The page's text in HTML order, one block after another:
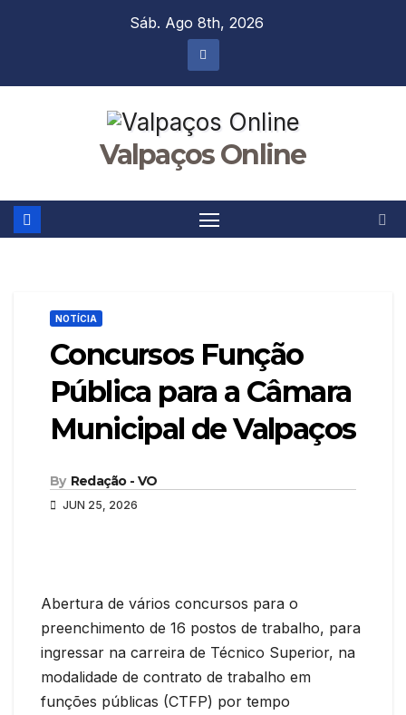
Sáb. Ago 8th, 2026
Valpaços Online
NOTÍCIA
Concursos Função
Pública para a Câmara
Municipal de Valpaços
By Redação - VO
JUN 25, 2026
Abertura de vários concursos para o
preenchimento de 16 postos de trabalho, para
ingressar na carreira de Técnico Superior, na
modalidade de contrato de trabalho em
funções públicas (CTFP) por tempo